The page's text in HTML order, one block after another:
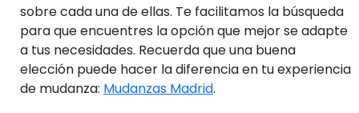
sobre cada una de ellas. Te facilitamos la búsqueda
para que encuentres la opción que mejor se adapte
a tus necesidades. Recuerda que una buena
elección puede hacer la diferencia en tu experiencia
de mudanza: Mudanzas Madrid.